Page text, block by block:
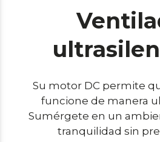
Su motor DC permite
funcione de manera
Sumérgete en un
tranquilidad sin